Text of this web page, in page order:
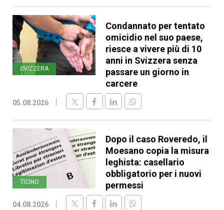
SVIZZERA
Condannato per tentato
omicidio nel suo paese,
riesce a vivere più di 10
anni in Svizzera senza
passare un giorno in
carcere
05.08.2026
TICINO
Dopo il caso Roveredo, il
Moesano copia la misura
leghista: casellario
obbligatorio per i nuovi
permessi
04.08.2026